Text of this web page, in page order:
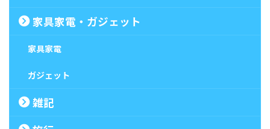
家具家電・ガジェット
家具家電
ガジェット
雑記